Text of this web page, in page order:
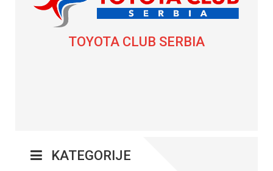
TOYOTA CLUB SERBIA
KATEGORIJE